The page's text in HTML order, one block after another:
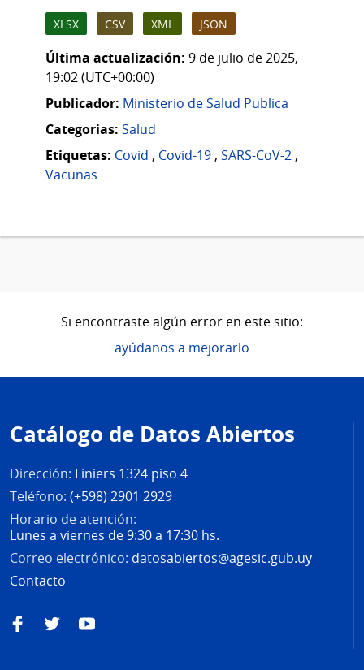
XLSX CSV XML JSON
Última actualización: 9 de julio de 2025,
19:02 (UTC+00:00)
Publicador: Ministerio de Salud Publica
Categorias: Salud
Etiquetas: Covid , Covid-19 , SARS-CoV-2 ,
Vacunas
Si encontraste algún error en este sitio:
ayúdanos a mejorarlo
de
página
Catálogo de Datos Abiertos
Dirección: Liniers 1324 piso 4
Teléfono: (+598) 2901 2929
Horario de atención:
Lunes a viernes de 9:30 a 17:30 hs.
Correo electrónico: datosabiertos@agesic.gub.uy
Contacto
FacebookTwitterYouTube